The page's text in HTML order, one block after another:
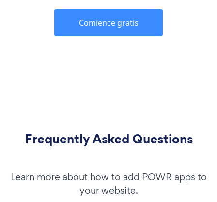
Comience gratis
Frequently Asked Questions
Learn more about how to add POWR apps to
your website.